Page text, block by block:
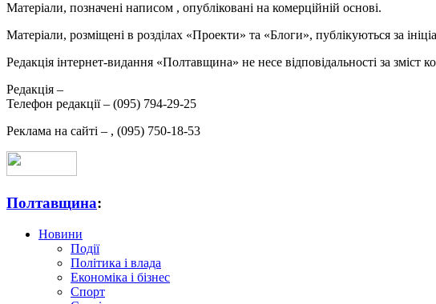
Матеріали, позначені написом , опубліковані на комерційній основі.
Матеріали, розміщені в розділах «Проекти» та «Блоги», публікуються за
Редакція інтернет-видання «Полтавщина» не несе відповідальності за зміст
Редакція –
Телефон редакції – (095) 794-29-25
Реклама на сайті – , (095) 750-18-53
Полтавщина:
Новини
Події
Політика і влада
Економіка і бізнес
Спорт